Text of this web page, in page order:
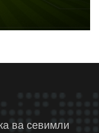
ва севимли